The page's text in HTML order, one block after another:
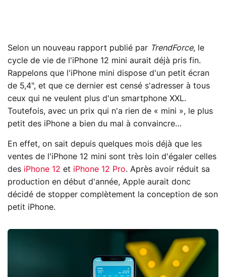
Selon un nouveau rapport publié par TrendForce, le
cycle de vie de l'iPhone 12 mini aurait déjà pris fin.
Rappelons que l'iPhone mini dispose d'un petit écran
de 5,4", et que ce dernier est censé s'adresser à tous
ceux qui ne veulent plus d'un smartphone XXL.
Toutefois, avec un prix qui n'a rien de « mini », le plus
petit des iPhone a bien du mal à convaincre…
En effet, on sait depuis quelques mois déjà que les
ventes de l'iPhone 12 mini sont très loin d'égaler celles
des iPhone 12 et iPhone 12 Pro. Après avoir réduit sa
production en début d'année, Apple aurait donc
décidé de stopper complètement la conception de son
petit iPhone.